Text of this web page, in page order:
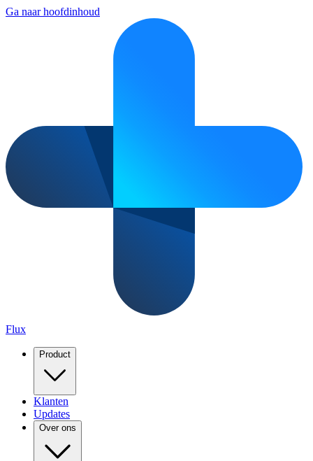
Ga naar hoofdinhoud
Flux
Product
Klanten
Updates
Over ons